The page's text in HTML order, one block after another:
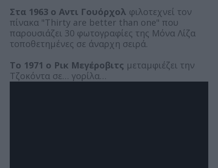
Στα 1963 ο Αντι Γουόρχολ φιλοτεχνεί τον
πίνακα "Thirty are better than one" που
παρουσιάζει 30 φωτογραφίες της Μόνα Λίζα
τοποθετημένες σε άναρχη σειρά.
Το 1971 ο Ρικ Μεγέροβιτς μεταμφιέζει την
Τζοκόντα σε… γορίλα…